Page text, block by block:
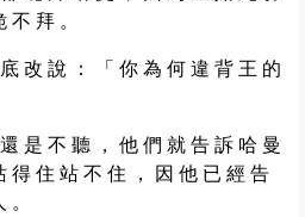
拜 。
改 說 ： 「 你 為 何 違 背 王 的
是 不 聽 ， 他 們 就 告 訴 哈 曼
得 住 站 不 住 ， 因 他 已 經 告